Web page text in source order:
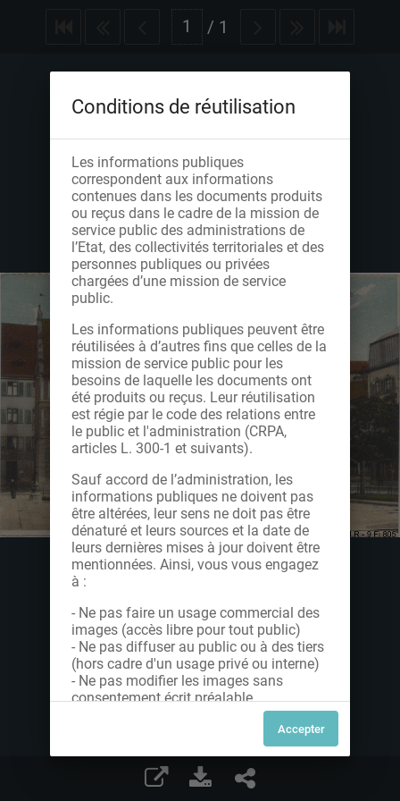
/ 1
Conditions de réutilisation
Les informations publiques
correspondent aux informations
contenues dans les documents produits
ou reçus dans le cadre de la mission de
service public des administrations de
l’Etat, des collectivités territoriales et des
personnes publiques ou privées
chargées d’une mission de service
public.
Les informations publiques peuvent être
réutilisées à d’autres fins que celles de la
mission de service public pour les
besoins de laquelle les documents ont
été produits ou reçus. Leur réutilisation
est régie par le code des relations entre
le public et l'administration (CRPA,
articles L. 300-1 et suivants).
Sauf accord de l’administration, les
informations publiques ne doivent pas
être altérées, leur sens ne doit pas être
dénaturé et leurs sources et la date de
leurs dernières mises à jour doivent être
mentionnées. Ainsi, vous vous engagez
à :
- Ne pas faire un usage commercial des
images (accès libre pour tout public)
- Ne pas diffuser au public ou à des tiers
(hors cadre d'un usage privé ou interne)
- Ne pas modifier les images sans
consentement écrit préalable
Dans le cas contraire, nous vous invitons
à nous contacter afin de solliciter le type
de Licence souhaitée parmi celles
proposées et le cas échéant, acquitter